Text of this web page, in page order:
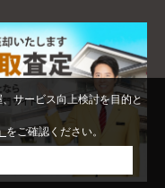
サービス向上検討を目的と
をご確認ください。